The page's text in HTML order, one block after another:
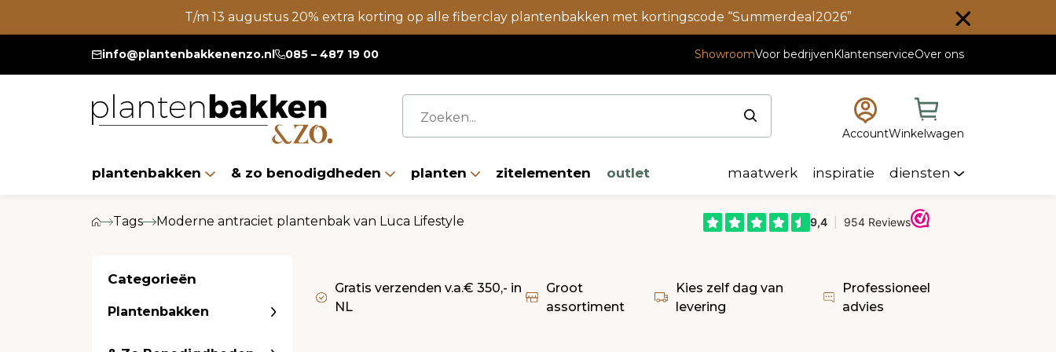
T/m 13 augustus 20% extra korting op alle fiberclay plantenbakken met kortingscode “Summerdeal2026”
info@plantenbakkenenzo.nl 085 – 487 19 00 ShowroomVoor bedrijvenKlantenserviceOver ons
AccountWinkelwagen
plantenbakken & zo benodigdheden planten zitelementen outlet maatwerk inspiratie diensten
Tags Moderne antraciet plantenbak van Luca Lifestyle
Categorieën
Plantenbakken
Gratis verzenden v.a.€ 350,- in
NL
Groot
assortiment
Kies zelf dag van
levering
Professioneel
advies